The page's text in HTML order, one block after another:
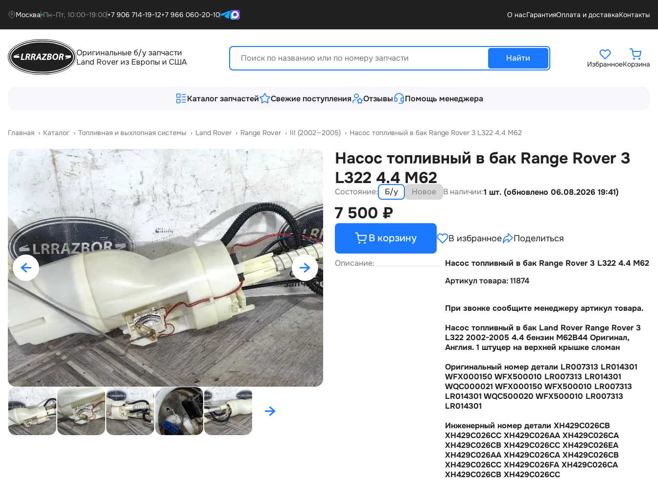
Москва Пн–Пт, 10:00–19:00+7 906 714-19-12+7 966 060-20-10 О насГарантияОплата и доставкаКонтакты
Оригинальные б/у запчасти
Land Rover из Европы и США
Найти
ИзбранноеКорзина
Каталог запчастей Свежие поступления Отзывы Помощь менеджера
Главная › Катало › Топливная и выхлопная системы › Land Rover › Range Rover › III (2002—2005) › Насос топливный в бак Range Rover 3 L322 4.4 M62
Насос топливный в бак Range Rover 3
L322 4.4 M62
Состояние: Б/у Новое В наличии:1 шт. (обновлено 06.08.2026 19:41)
7 500 ₽
В корзину В избранное Поделиться
Описание:
Насос топливный в бак Range Rover 3 L322 4.4 M62
Артикул товара: 11874
При звонке сообщите менеджеру артикул товара.
Насос топливный в бак Land Rover Range Rover 3
L322 2002-2005 4.4 бензин M62B44 Оригинал,
Англия. 1 штуцер на верхней крышке сломан
Оригинальный номер детали LR007313 LR014301
WFX000150 WFX500010 LR007313 LR014301
WQC000021 WFX000150 WFX500010 LR007313
LR014301 WQC500020 WFX500010 LR007313
LR014301
Инженерный номер детали XH429C026CB
XH429C026CC XH429C026AA XH429C026CA
XH429C026CB XH429C026CC XH429C026EA
XH429C026AA XH429C026CA XH429C026CB
XH429C026CC XH429C026FA XH429C026CA
XH429C026CB XH429C026CC